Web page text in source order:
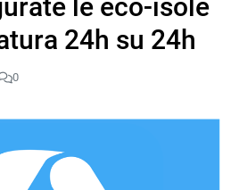
le eco-isole
24h su 24h
0